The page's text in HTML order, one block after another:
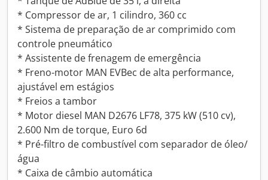
* Compressor de ar, 1 cilindro, 360 cc
* Sistema de preparação de ar comprimido com
controle pneumático
* Assistente de frenagem de emergência
* Freno-motor MAN EVBec de alta performance,
ajustável em estágios
* Freios a tambor
* Motor diesel MAN D2676 LF78, 375 kW (510 cv),
2.600 Nm de torque, Euro 6d
* Pré-filtro de combustível com separador de óleo/
água
* Caixa de câmbio automática